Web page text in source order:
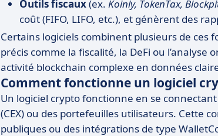
Outils fiscaux(ex. Koinly, TokenTax,
coût (FIFO, LIFO, etc.), et génèrent des
Certains logiciels combinent plusieurs de ces
précis comme la fiscalité, la DeFi ou
activité blockchain complexe en données
Comment fonctionne un logiciel
Un logiciel crypto fonctionne en se
(CEX) ou des portefeuilles utilisateurs. Cette
publiques ou des intégrations de type